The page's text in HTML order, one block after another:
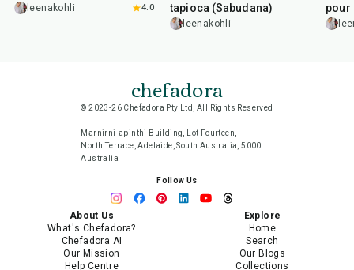
leenakohli 4.0
tapioca (Sabudana)
leenakohli
pour
chefadora
© 2023-26 Chefadora Pty Ltd, All Rights Reserved
Marnirni-apinthi Building, Lot Fourteen,
North Terrace, Adelaide, South Australia, 5000
Australia
Follow Us
About Us
What's Chefadora?
Chefadora AI
Our Mission
Help Centre
Explore
Home
Search
Our Blogs
Collections